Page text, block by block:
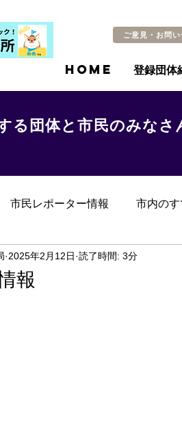
ご意見・お問
HOME 登録団体
る団体と市民のみな
市民レポーター情報 市内の
らせ その他 過去の記事
報
2025年2月12日 読了時間: 3分